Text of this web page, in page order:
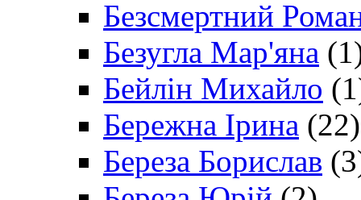
Безсмертний
Безугла Мар'яна
Бейлін Михайло
Бережна Ірина (22)
Береза Борислав